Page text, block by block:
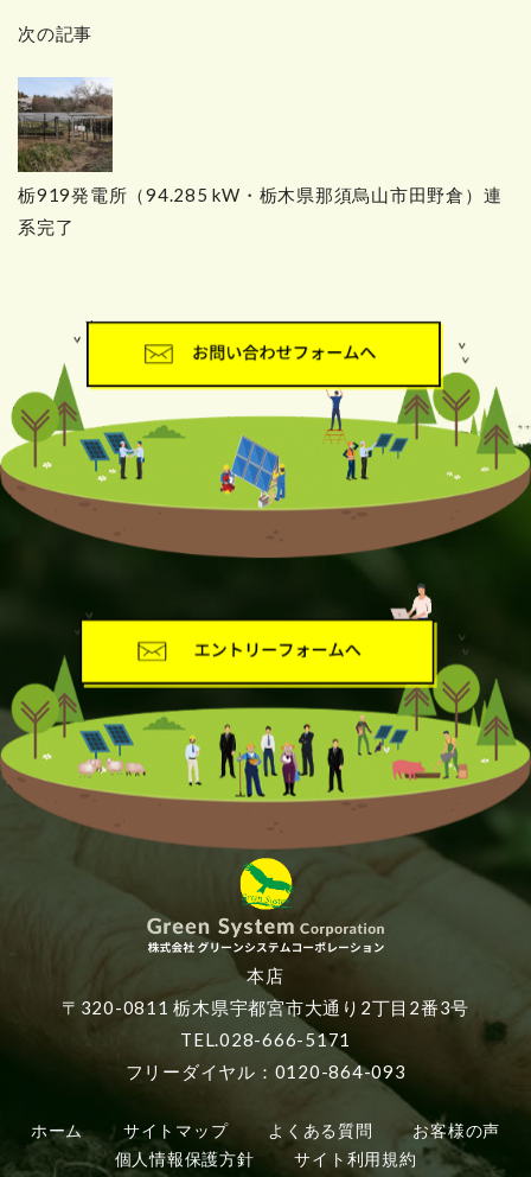
次の記事
栃919発電所（94.285 kW・栃木県那須烏山市田野倉）連
系完了
本店
〒320-0811 栃木県宇都宮市大通り2丁目2番3号
TEL.028-666-5171
フリーダイヤル：0120-864-093
ホーム サイトマップ よくある質問
お客様の声
個人情報保護方針
サイト利用規約